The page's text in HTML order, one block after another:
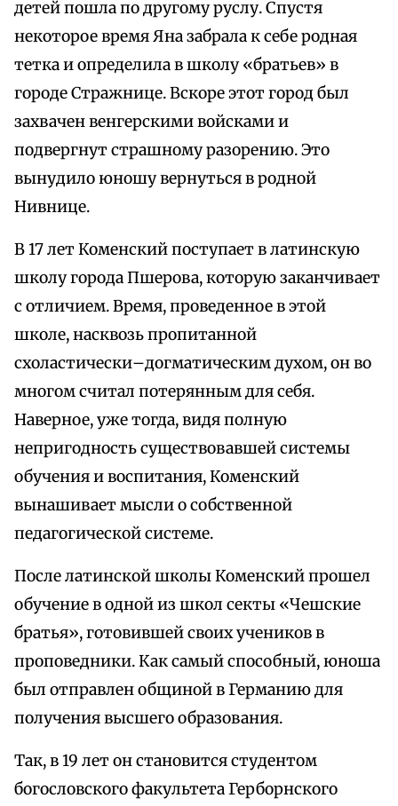
детей пошла по другому руслу. Спустя
некоторое время Яна забрала к себе родная
тетка и определила в школу «братьев» в
городе Стражнице. Вскоре этот город был
захвачен венгерскими войсками и
подвергнут страшному разорению. Это
вынудило юношу вернуться в родной
Нивнице.
В 17 лет Коменский поступает в латинскую
школу города Пшерова, которую заканчивает
с отличием. Время, проведенное в этой
школе, насквозь пропитанной
схоластически–догматическим духом, он во
многом считал потерянным для себя.
Наверное, уже тогда, видя полную
непригодность существовавшей системы
обучения и воспитания, Коменский
вынашивает мысли о собственной
педагогической системе.
После латинской школы Коменский прошел
обучение в одной из школ секты «Чешские
братья», готовившей своих учеников в
проповедники. Как самый способный, юноша
был отправлен общиной в Германию для
получения высшего образования.
Так, в 19 лет он становится студентом
богословского факультета Герборнского